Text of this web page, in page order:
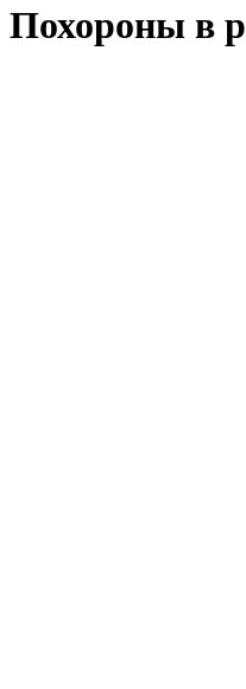
Похороны в